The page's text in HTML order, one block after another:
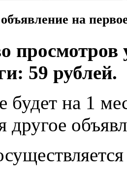
на
просмотров
59 рублей.
будет на 1
другое